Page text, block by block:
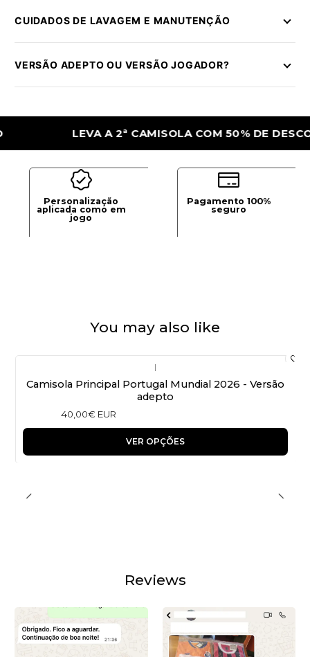
CUIDADOS DE LAVAGEM E MANUTENÇÃO
VERSÃO ADEPTO OU VERSÃO JOGADOR?
LEVA A 2ª CAMISOLA COM 50% DE DESCONTO
Personalização
aplicada como em
jogo
Pagamento 100%
seguro
You may also like
|
Camisola Principal Portugal Mundial 2026 - Versão
adepto
40,00€ EUR
VER OPÇÕES
Reviews